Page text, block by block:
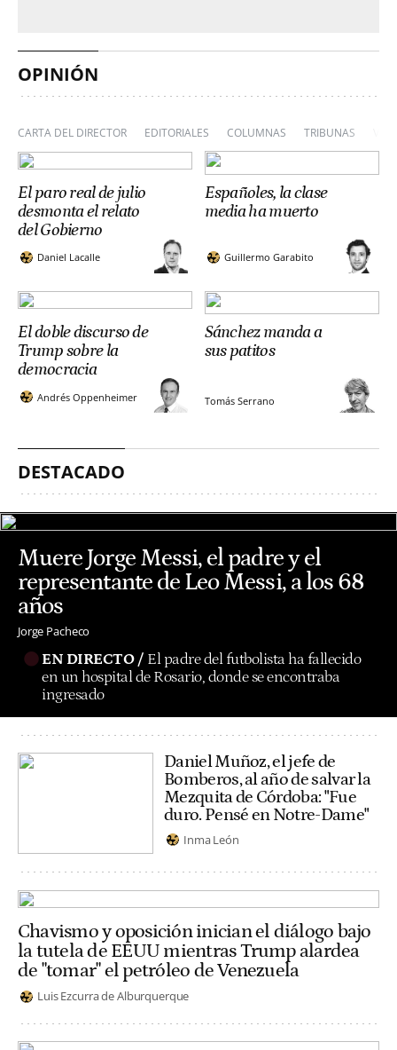
OPINIÓN
CARTA DEL DIRECTOR EDITORIALES COLUMNAS TRIBUNAS
El paro real de julio
desmonta el relato
del Gobierno
Daniel Lacalle
Españoles, la clase
media ha muerto
Guillermo Garabito
El doble discurso de
Trump sobre la
democracia
Andrés Oppenheimer
Sánchez manda a
sus patitos
Tomás Serrano
DESTACADO
Muere Jorge Messi, el padre y el
representante de Leo Messi, a los 68
años
Jorge Pacheco
EN DIRECTO / El padre del futbolista ha fallecido
en un hospital de Rosario, donde se encontraba
ingresado
Daniel Muñoz, el jefe de
Bomberos, al año de salvar la
Mezquita de Córdoba: "Fue
duro. Pensé en Notre-Dame"
Inma León
Chavismo y oposición inician el diálogo bajo
la tutela de EEUU mientras Trump alardea
de "tomar" el petróleo de Venezuela
Luis Ezcurra de Alburquerque